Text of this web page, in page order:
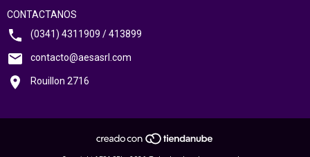
CONTACTANOS
(0341) 4311909 / 413899
contacto@aesasrl.com
Rouillon 2716